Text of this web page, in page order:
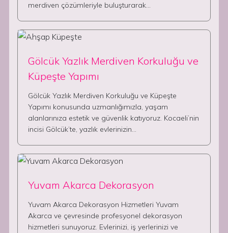
merdiven çözümleriyle buluşturarak…
Gölcük Yazlık Merdiven Korkuluğu ve
Küpeşte Yapımı
Gölcük Yazlık Merdiven Korkuluğu ve Küpeşte
Yapımı konusunda uzmanlığımızla, yaşam
alanlarınıza estetik ve güvenlik katıyoruz. Kocaeli’nin
incisi Gölcük’te, yazlık evlerinizin…
Yuvam Akarca Dekorasyon
Yuvam Akarca Dekorasyon Hizmetleri Yuvam
Akarca ve çevresinde profesyonel dekorasyon
hizmetleri sunuyoruz. Evlerinizi, iş yerlerinizi ve